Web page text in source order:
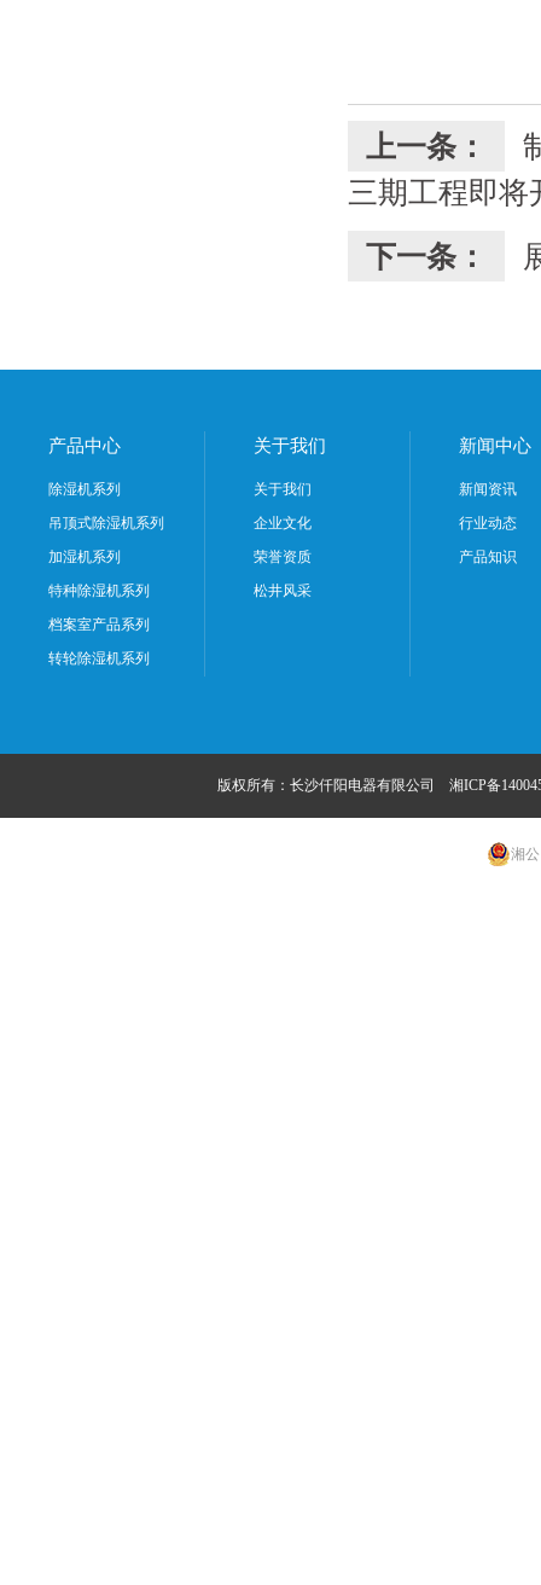
上一条：
三期工程即将
下一条：
产品中心
除湿机系列
吊顶式除湿机系列
加湿机系列
特种除湿机系列
档案室产品系列
转轮除湿机系列
关于我们
关于我们
企业文化
荣誉资质
松井风采
新闻中心
新闻资讯
行业动态
产品知识
版权所有：长沙仟阳电器有限公司 湘ICP备
湘公